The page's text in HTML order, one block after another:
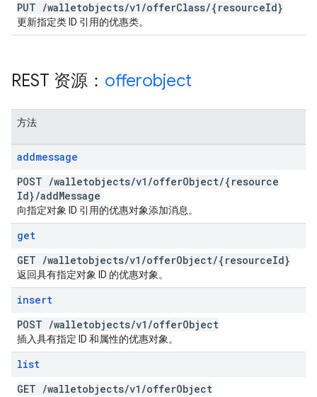
PUT /walletobjects/v1 /offerClass/{resourceId}
更新指定类 ID 引用的优惠类。
REST 资源： offerobject
方法
addmessage
POST /walletobjects/v1 /offerObject/{resource
Id}/addMessage
向指定对象 ID 引用的优惠对象添加消息。
get
GET /walletobjects/v1 /offerObject/{resourceId}
返回具有指定对象 ID 的优惠对象。
insert
POST /walletobjects/v1 /offerObject
插入具有指定 ID 和属性的优惠对象。
list
GET /walletobjects/v1 /offerObject